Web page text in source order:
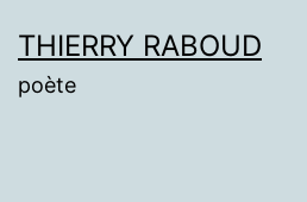
au
contenu
THIERRY RABOUD
poète